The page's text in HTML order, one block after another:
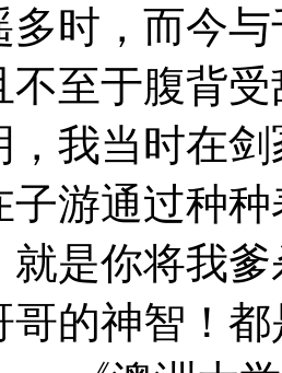
多时，而今
不至于腹背
，我当时在
子游通过种
就是你将我
哥的神智！